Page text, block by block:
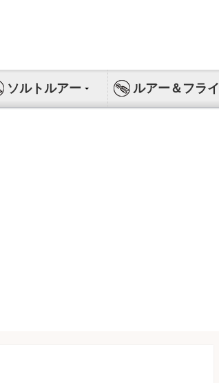
ソルトルアー ルアー＆フライ